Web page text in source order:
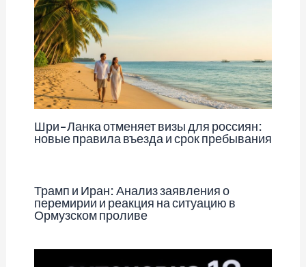
Шри-Ланка отменяет визы для россиян:
новые правила въезда и срок пребывания
Трамп и Иран: Анализ заявления о
перемирии и реакция на ситуацию в
Ормузском проливе